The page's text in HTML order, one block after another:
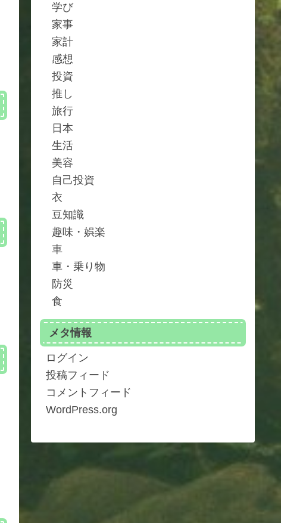
学び
家事
家計
感想
投資
推し
旅行
日本
生活
美容
自己投資
衣
豆知識
趣味・娯楽
車
車・乗り物
防災
食
メタ情報
ログイン
投稿フィード
コメントフィード
WordPress.org